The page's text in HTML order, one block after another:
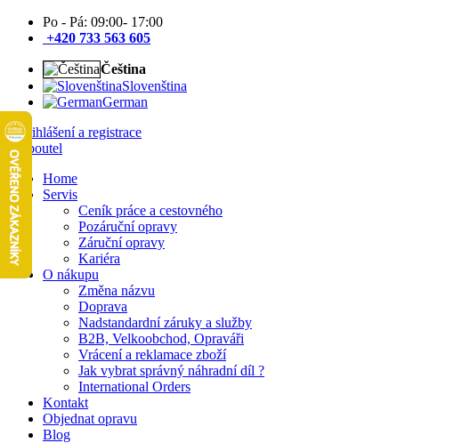
Po - Pá: 09:00- 17:00
+420 733 563 605
Čeština
Slovenština
German
Přihlášení a registrace
Home
Servis
Ceník práce a cestovného
Pozáruční opravy
Záruční opravy
Kariéra
O nákupu
Změna názvu
Doprava
Nadstandardní záruky a služby
B2B, Velkoobchod, Opraváři
Vrácení a reklamace zboží
Jak vybrat správný náhradní díl ?
International Orders
Kontakt
Objednat opravu
Blog